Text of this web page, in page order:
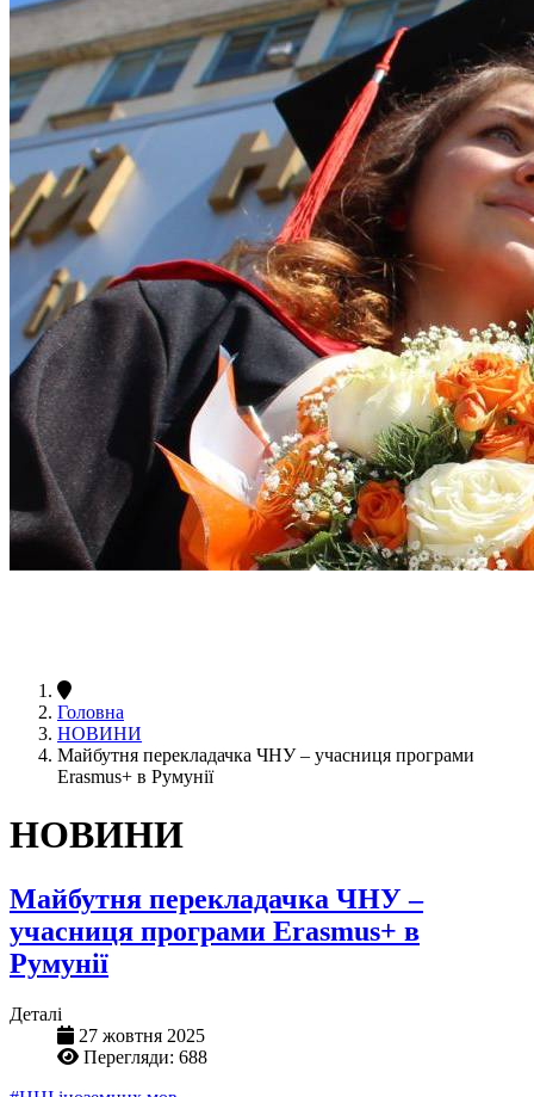
Головна
НОВИНИ
Майбутня перекладачка ЧНУ – учасниця програми
Erasmus+ в Румунії
НОВИНИ
Майбутня перекладачка ЧНУ –
учасниця програми Erasmus+ в
Румунії
Деталі
27 жовтня 2025
Перегляди: 688